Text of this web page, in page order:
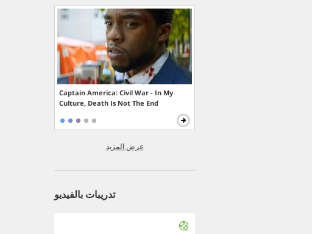
Captain America: Civil War - In My
Culture, Death Is Not The End
عرض المزيد
تدريبات بالفيديو